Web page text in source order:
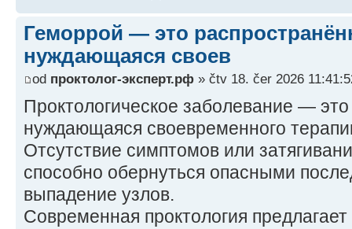
Геморрой — это
нуждающаяся своев
od проктолог-эксперт.рф » čtv 18. čer 2026
Проктологическое заболевание —
нуждающаяся своевременного
Отсутствие симптомов или
способно обернуться опасными
выпадение узлов.
Современная проктология